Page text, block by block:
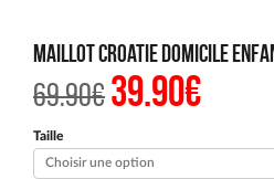
Maillot Croatie Domicile
69.90€Le
prix
était :
69.90€.
39.90€Le
prix
est :
Taille